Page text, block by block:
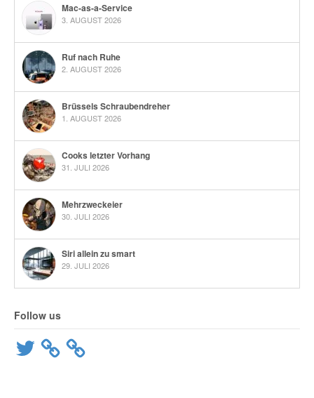
Mac-as-a-Service
3. AUGUST 2026
Ruf nach Ruhe
2. AUGUST 2026
Brüssels Schraubendreher
1. AUGUST 2026
Cooks letzter Vorhang
31. JULI 2026
Mehrzweckeier
30. JULI 2026
Siri allein zu smart
29. JULI 2026
Follow us
Twitter